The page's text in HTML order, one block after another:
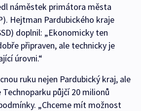
náměstek primátora města
Hejtman Pardubického kraje
doplnil: „Ekonomicky ten
připraven, ale technicky je
úrovni.“
ruku nejen Pardubický kraj, ale
Technoparku půjčí 20 milionů
„Chceme mít možnost